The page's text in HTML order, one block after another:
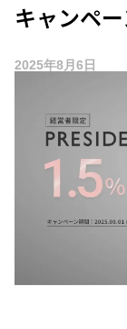
キャンペ
2025年8月6日